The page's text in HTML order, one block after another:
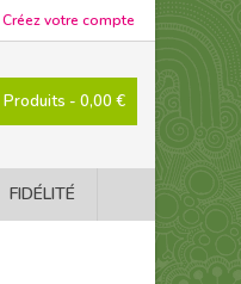
Créez votre compte
Produits - 0,00 €
FIDÉLITÉ